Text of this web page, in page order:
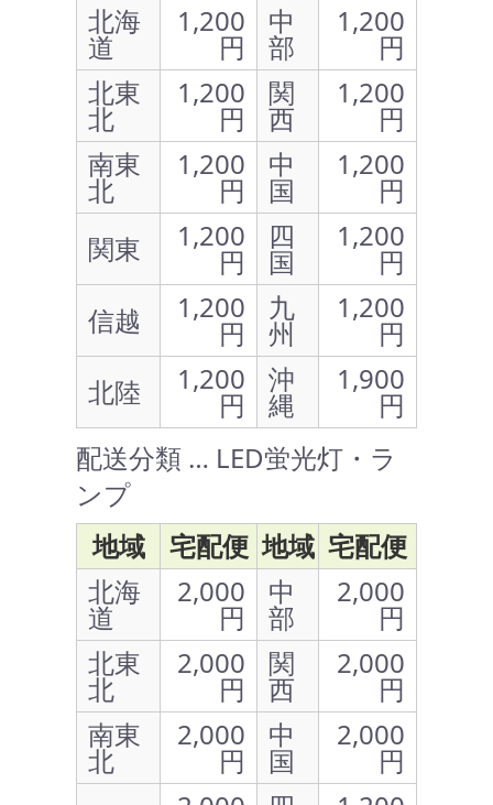
北海
道
1,200
円
中
部
1,200
円
北東
北
1,200
円
関
西
1,200
円
南東
北
1,200
円
中
国
1,200
円
関東
1,200
円
四
国
1,200
円
信越
1,200
円
九
州
1,200
円
北陸
1,200
円
沖
縄
1,900
円
配送分類 … LED蛍光灯・ラ
ンプ
地域
宅配便 地域 宅配便
北海
道
2,000
円
中
部
2,000
円
北東
北
2,000
円
関
西
2,000
円
南東
北
2,000
円
中
国
2,000
円